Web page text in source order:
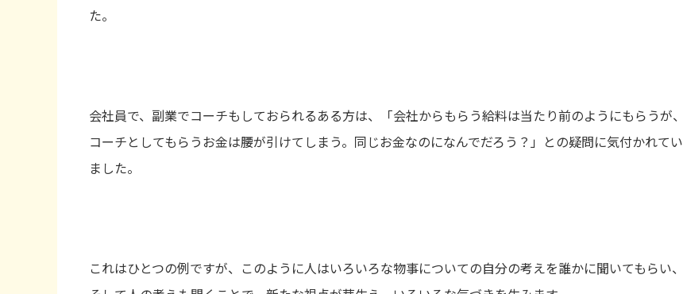
た。
会社員で、副業でコーチもしておられるある方は、「会社からもらう給料は当たり前のようにもらうが、
コーチとしてもらうお金は腰が引けてしまう。同じお金なのになんでだろう？」との疑問に気付かれてい
ました。
これはひとつの例ですが、このように人はいろいろな物事についての自分の考えを誰かに聞いてもらい、